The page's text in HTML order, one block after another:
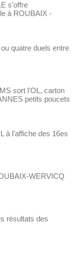
s'offre
à ROUBAIX -
quatre duels entre
sort l'OL, carton
petits poucets
à l'affiche des 16es
WERVICQ
résultats des